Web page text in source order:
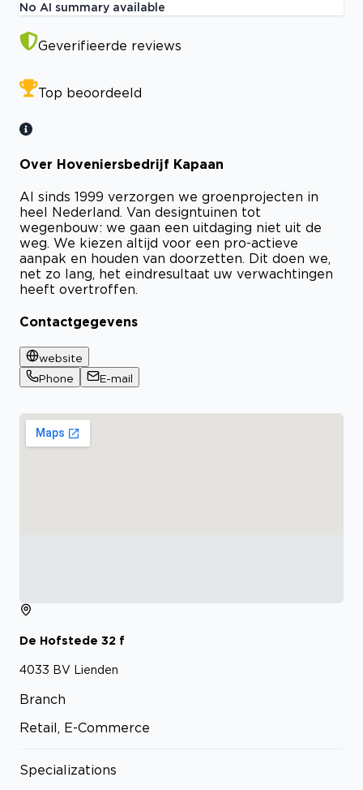
No AI summary available
Geverifieerde reviews
Top beoordeeld
Over Hoveniersbedrijf Kapaan
Al sinds 1999 verzorgen we groenprojecten in
heel Nederland. Van designtuinen tot
wegenbouw: we gaan een uitdaging niet uit de
weg. We kiezen altijd voor een pro-actieve
aanpak en houden van doorzetten. Dit doen we,
net zo lang, het eindresultaat uw verwachtingen
heeft overtroffen.
Contactgegevens
website
Phone
E-mail
De Hofstede 32 f
4033 BV Lienden
Branch
Retail, E-Commerce
Specializations